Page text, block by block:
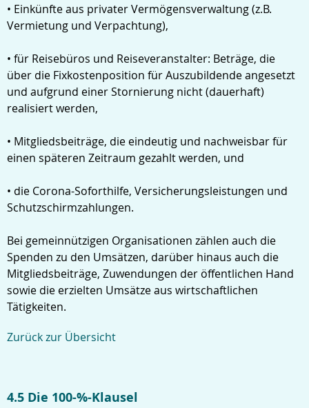
• Einkünfte aus privater Vermögensverwaltung (z.B.
Vermietung und Verpachtung),
• für Reisebüros und Reiseveranstalter: Beträge, die
über die Fixkostenposition für Auszubildende angesetzt
und aufgrund einer Stornierung nicht (dauerhaft)
realisiert werden,
• Mitgliedsbeiträge, die eindeutig und nachweisbar für
einen späteren Zeitraum gezahlt werden, und
• die Corona-Soforthilfe, Versicherungsleistungen und
Schutzschirmzahlungen.
Bei gemeinnützigen Organisationen zählen auch die
Spenden zu den Umsätzen, darüber hinaus auch die
Mitgliedsbeiträge, Zuwendungen der öffentlichen Hand
sowie die erzielten Umsätze aus wirtschaftlichen
Tätigkeiten.
Zurück zur Übersicht
4.5 Die 100-%-Klausel